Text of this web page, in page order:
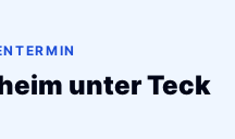
unter Teck